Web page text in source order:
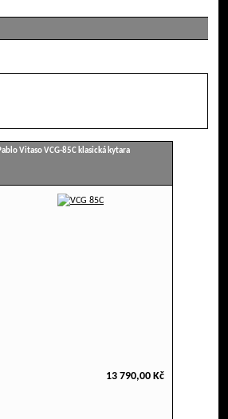
Vitaso VCG-85C klasická kytara
13 790,00 Kč